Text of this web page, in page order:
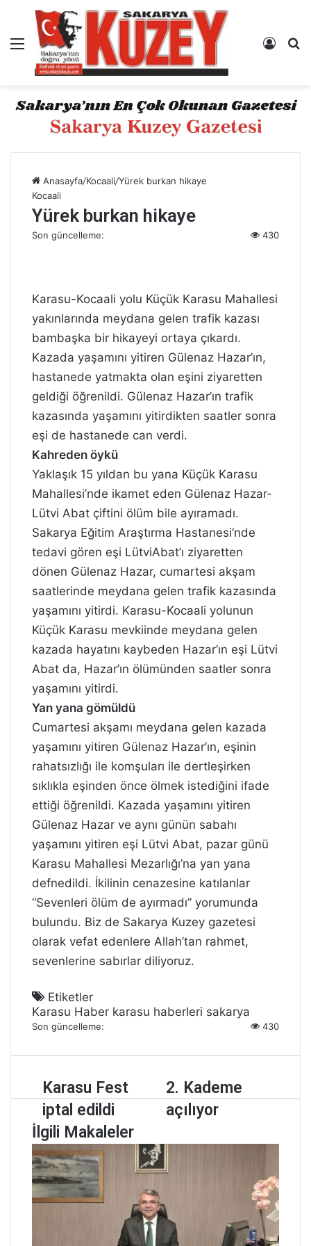
Menü Kayıt
Anasayfa/Kocaali/Yürek burkan hikaye
Kocaali
Yürek burkan hikaye
Son güncelleme: 430
Karasu-Kocaali yolu Küçük Karasu Mahallesi
yakınlarında meydana gelen trafik kazası
bambaşka bir hikayeyi ortaya çıkardı.
Kazada yaşamını yitiren Gülenaz Hazar’ın,
hastanede yatmakta olan eşini ziyaretten
geldiği öğrenildi. Gülenaz Hazar’ın trafik
kazasında yaşamını yitirdikten saatler sonra
eşi de hastanede can verdi.
Kahreden öykü
Yaklaşık 15 yıldan bu yana Küçük Karasu
Mahallesi’nde ikamet eden Gülenaz Hazar-
Lütvi Abat çiftini ölüm bile ayıramadı.
Sakarya Eğitim Araştırma Hastanesi’nde
tedavi gören eşi LütviAbat’ı ziyaretten
dönen Gülenaz Hazar, cumartesi akşam
saatlerinde meydana gelen trafik kazasında
yaşamını yitirdi. Karasu-Kocaali yolunun
Küçük Karasu mevkiinde meydana gelen
kazada hayatını kaybeden Hazar’ın eşi Lütvi
Abat da, Hazar’ın ölümünden saatler sonra
yaşamını yitirdi.
Yan yana gömüldü
Cumartesi akşamı meydana gelen kazada
yaşamını yitiren Gülenaz Hazar’ın, eşinin
rahatsızlığı ile komşuları ile dertleşirken
sıklıkla eşinden önce ölmek istediğini ifade
ettiği öğrenildi. Kazada yaşamını yitiren
Gülenaz Hazar ve aynı günün sabahı
yaşamını yitiren eşi Lütvi Abat, pazar günü
Karasu Mahallesi Mezarlığı’na yan yana
defnedildi. İkilinin cenazesine katılanlar
“Sevenleri ölüm de ayırmadı” yorumunda
bulundu. Biz de Sakarya Kuzey gazetesi
olarak vefat edenlere Allah’tan rahmet,
sevenlerine sabırlar diliyoruz.
Etiketler
Karasu Haber karasu haberleri sakarya
Son güncelleme: 430
K
a
r
a
s
u
F
e
s
Karasu Fest
iptal edildi
2
.
K
d
m
ç
2. Kademe
açılıyor
İlgili Makaleler